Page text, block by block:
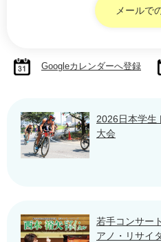
メールで
Googleカレンダーへ登録
2026日本学生
大会
若手コンサ
アノ・リサイ